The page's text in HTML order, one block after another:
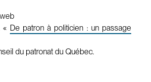
« De patron à politicien : un passage
du patronat du Québec.